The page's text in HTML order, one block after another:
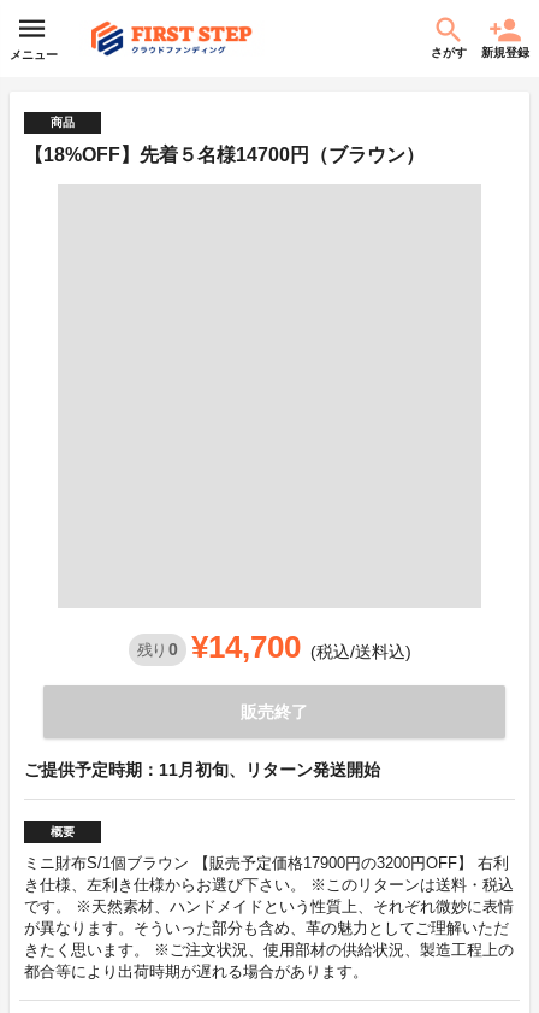
メニュー さがす 新規登録
商品
【18%OFF】先着５名様14700円（ブラウン）
残り 0 ¥14,700 (税込/送料込)
販売終了
ご提供予定時期：11月初旬、リターン発送開始
概要
ミニ財布S/1個ブラウン 【販売予定価格17900円の3200円OFF】 右利
き仕様、左利き仕様からお選び下さい。 ※このリターンは送料・税込
です。 ※天然素材、ハンドメイドという性質上、それぞれ微妙に表情
が異なります。そういった部分も含め、革の魅力としてご理解いただ
きたく思います。 ※ご注文状況、使用部材の供給状況、製造工程上の
都合等により出荷時期が遅れる場合があります。